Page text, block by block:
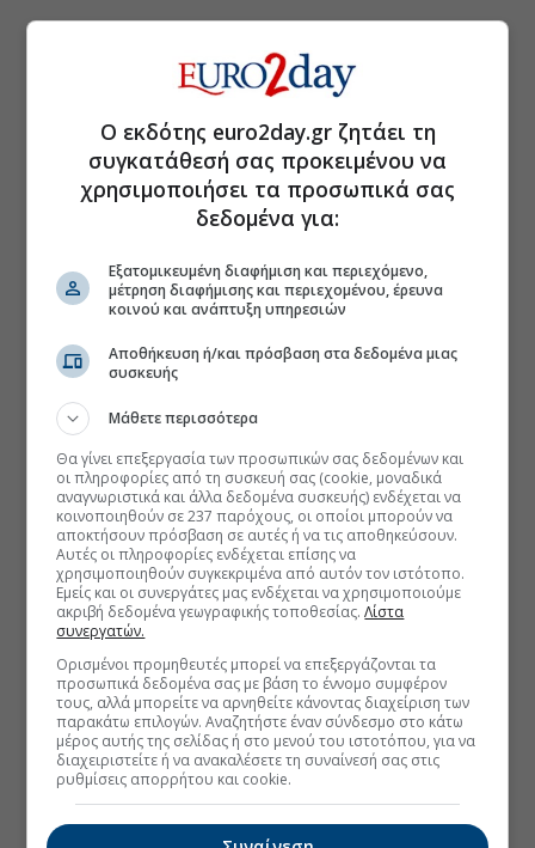
Ο εκδότης euro2day.gr ζητάει τη
συγκατάθεσή σας προκειμένου να
χρησιμοποιήσει τα προσωπικά σας
δεδομένα για:
Εξατομικευμένη διαφήμιση και περιεχόμενο,
μέτρηση διαφήμισης και περιεχομένου, έρευνα
κοινού και ανάπτυξη υπηρεσιών
Αποθήκευση ή/και πρόσβαση στα δεδομένα μιας
συσκευής
Μάθετε περισσότερα
Θα γίνει επεξεργασία των προσωπικών σας δεδομένων και
οι πληροφορίες από τη συσκευή σας (cookie, μοναδικά
αναγνωριστικά και άλλα δεδομένα συσκευής) ενδέχεται να
κοινοποιηθούν σε 237 παρόχους, οι οποίοι μπορούν να
αποκτήσουν πρόσβαση σε αυτές ή να τις αποθηκεύσουν.
Αυτές οι πληροφορίες ενδέχεται επίσης να
χρησιμοποιηθούν συγκεκριμένα από αυτόν τον ιστότοπο.
Εμείς και οι συνεργάτες μας ενδέχεται να χρησιμοποιούμε
ακριβή δεδομένα γεωγραφικής τοποθεσίας.Λίστα
συνεργατών.
Ορισμένοι προμηθευτές μπορεί να επεξεργάζονται τα
προσωπικά δεδομένα σας με βάση το έννομο συμφέρον
τους, αλλά μπορείτε να αρνηθείτε κάνοντας διαχείριση των
παρακάτω επιλογών. Αναζητήστε έναν σύνδεσμο στο κάτω
μέρος αυτής της σελίδας ή στο μενού του ιστοτόπου, για να
διαχειριστείτε ή να ανακαλέσετε τη συναίνεσή σας στις
ρυθμίσεις απορρήτου και cookie.